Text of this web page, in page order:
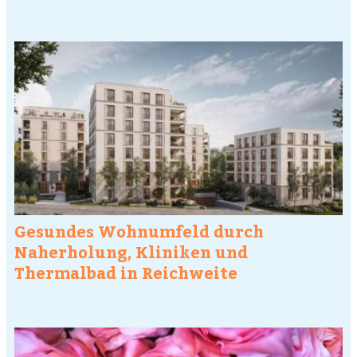
Gesundes Wohnumfeld durch
Naherholung, Kliniken und
Thermalbad in Reichweite